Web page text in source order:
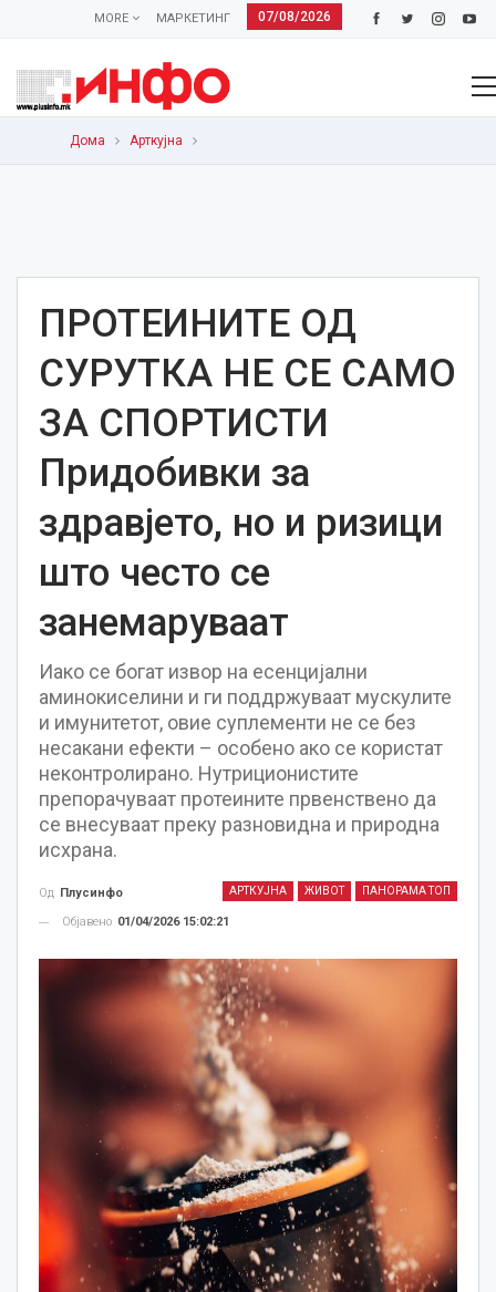
07/08/2026
МАРКЕТИНГ
MORE
Дома Арткујна
ПРОТЕИНИТЕ ОД
СУРУТКА НЕ СЕ САМО
ЗА СПОРТИСТИ
Придобивки за
здравјето, но и ризици
што често се
занемаруваат
Иако се богат извор на есенцијални
аминокиселини и ги поддржуваат мускулите
и имунитетот, овие суплементи не се без
несакани ефекти – особено ако се користат
неконтролирано. Нутриционистите
препорачуваат протеините првенствено да
се внесуваат преку разновидна и природна
исхрана.
АРТКУЈНА ЖИВОТ ПАНОРАМА ТОП
Од Плусинфо
Објавено 01/04/2026 15:02:21